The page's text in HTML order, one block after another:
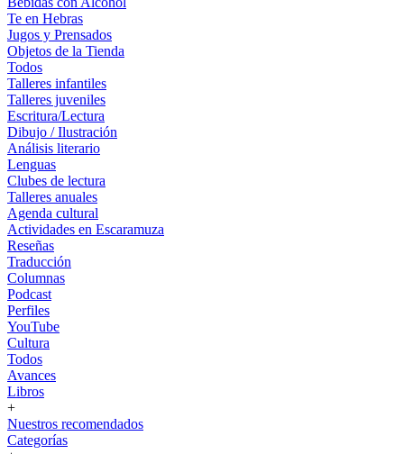
Te en Hebras
Jugos y Prensados
Objetos de la Tienda
Todos
Talleres infantiles
Talleres juveniles
Escritura/Lectura
Dibujo / Ilustración
Análisis literario
Lenguas
Clubes de lectura
Talleres anuales
Agenda cultural
Actividades en Escaramuza
Reseñas
Traducción
Columnas
Podcast
Perfiles
YouTube
Cultura
Todos
Avances
Libros
+
Nuestros recomendados
Categorías